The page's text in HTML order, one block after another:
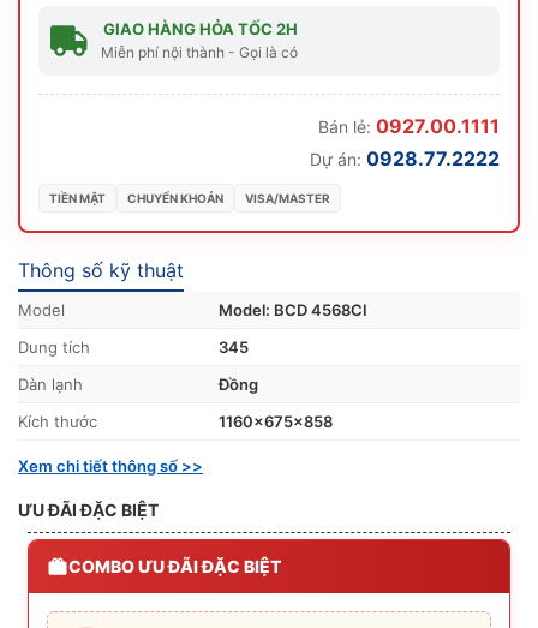
Thông số kỹ thuật
Model
Model: BCD 4568CI
Dung tích
345
Dàn lạnh
Đồng
Kích thước
1160x675x858
Xem chi tiết thông số >>
ƯU ĐÃI ĐẶC BIỆT
COMBO ƯU ĐÃI ĐẶC BIỆT
GIAO HÀNG HỎA TỐC 2H
Miễn phí nội thành - Gọi là có
Bán lẻ: 0927.00.1111
Dự án: 0928.77.2222
TIỀN MẶT CHUYỂN KHOẢN VISA/MASTER